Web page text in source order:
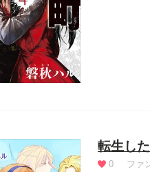
転生し
0 ファ